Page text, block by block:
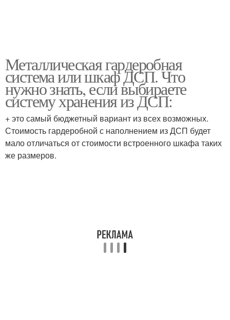
Металлическая гардеробная
система или шкаф ДСП. Что
нужно знать, если выбираете
систему хранения из ДСП:
+ это самый бюджетный вариант из всех возможных.
Стоимость гардеробной с наполнением из ДСП будет
мало отличаться от стоимости встроенного шкафа таких
же размеров.